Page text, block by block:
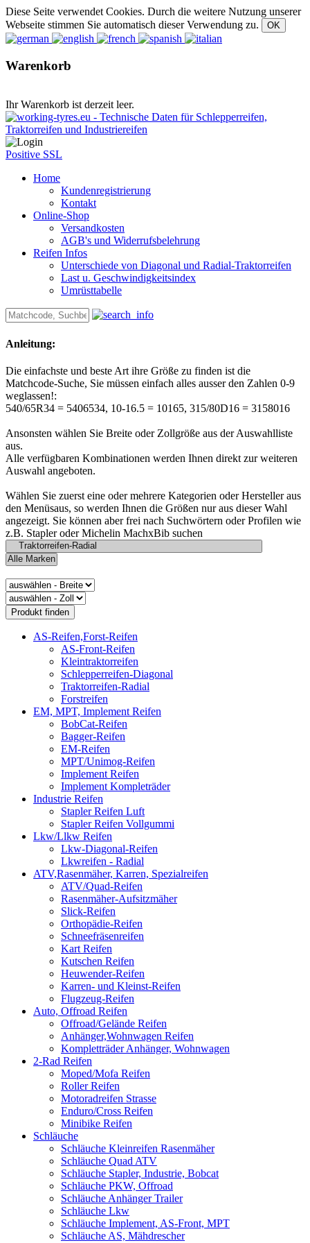
Diese Seite verwendet Cookies. Durch die weitere Nutzung unserer
Webseite stimmen Sie automatisch dieser Verwendung zu.
Warenkorb
Ihr Warenkorb ist derzeit leer.
Positive SSL
Home
Kundenregistrierung
Kontakt
Online-Shop
Versandkosten
AGB's und Widerrufsbelehrung
Reifen Infos
Unterschiede von Diagonal und Radial-Traktorreifen
Last u. Geschwindigkeitsindex
Umrüsttabelle
Anleitung:
Die einfachste und beste Art ihre Größe zu finden ist die
Matchcode-Suche, Sie müssen einfach alles ausser den Zahlen 0-9
weglassen!:
540/65R34 = 5406534, 10-16.5 = 10165, 315/80D16 = 3158016
Ansonsten wählen Sie Breite oder Zollgröße aus der Auswahlliste
aus.
Alle verfügbaren Kombinationen werden Ihnen direkt zur weiteren
Auswahl angeboten.
Wählen Sie zuerst eine oder mehrere Kategorien oder Hersteller aus
den Menüsaus, so werden Ihnen die Größen nur aus dieser Wahl
angezeigt. Sie können aber frei nach Suchwörtern oder Profilen wie
z.B. Stapler oder Michelin MachxBib suchen
AS-Reifen,Forst-Reifen
AS-Front-Reifen
Kleintraktorreifen
Schlepperreifen-Diagonal
Traktorreifen-Radial
Forstreifen
EM, MPT, Implement Reifen
BobCat-Reifen
Bagger-Reifen
EM-Reifen
MPT/Unimog-Reifen
Implement Reifen
Implement Kompleträder
Industrie Reifen
Stapler Reifen Luft
Stapler Reifen Vollgummi
Lkw/Llkw Reifen
Lkw-Diagonal-Reifen
Lkwreifen - Radial
ATV,Rasenmäher, Karren, Spezialreifen
ATV/Quad-Reifen
Rasenmäher-Aufsitzmäher
Slick-Reifen
Orthopädie-Reifen
Schneefräsenreifen
Kart Reifen
Kutschen Reifen
Heuwender-Reifen
Karren- und Kleinst-Reifen
Flugzeug-Reifen
Auto, Offroad Reifen
Offroad/Gelände Reifen
Anhänger,Wohnwagen Reifen
Kompletträder Anhänger, Wohnwagen
2-Rad Reifen
Moped/Mofa Reifen
Roller Reifen
Motoradreifen Strasse
Enduro/Cross Reifen
Minibike Reifen
Schläuche
Schläuche Kleinreifen Rasenmäher
Schläuche Quad ATV
Schläuche Stapler, Industrie, Bobcat
Schläuche PKW, Offroad
Schläuche Anhänger Trailer
Schläuche Lkw
Schläuche Implement, AS-Front, MPT
Schläuche AS, Mähdrescher